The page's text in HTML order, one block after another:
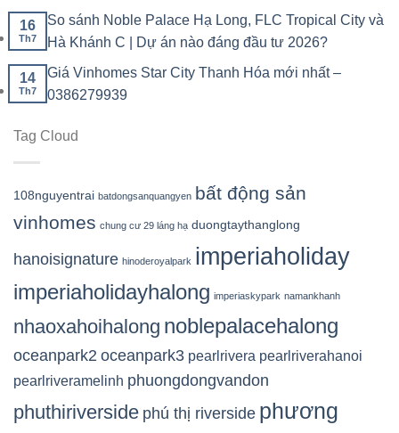
16
Th7
So sánh Noble Palace Hạ Long, FLC Tropical City và
Hà Khánh C | Dự án nào đáng đầu tư 2026?
14
Th7
Giá Vinhomes Star City Thanh Hóa mới nhất –
0386279939
Tag Cloud
108nguyentrai batdongsanquangyen bất động sản
vinhomes chung cư 29 láng hạ duongtaythanglong
hanoisignature hinoderoyalpark imperiaholiday
imperiaholidayhalong imperiaskypark namankhanh
nhaoxahoihalong noblepalacehalong
oceanpark2 oceanpark3 pearlrivera pearlriverahanoi
pearlriveramelinh phuongdongvandon
phuthiriverside phú thị riverside phương